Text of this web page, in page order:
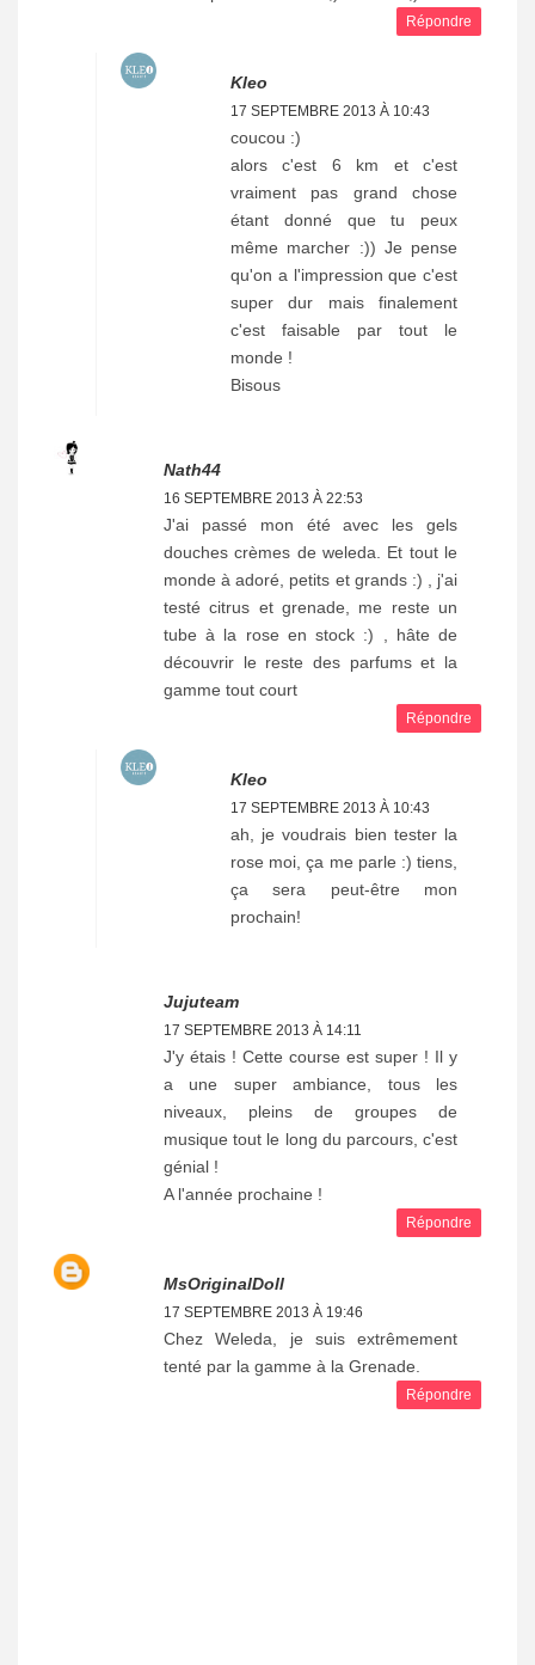
Répondre
Kleo
17 SEPTEMBRE 2013 À 10:43
coucou :)
alors c'est 6 km et c'est
vraiment pas grand chose
étant donné que tu peux
même marcher :)) Je pense
qu'on a l'impression que c'est
super dur mais finalement
c'est faisable par tout le
monde !
Bisous
Nath44
16 SEPTEMBRE 2013 À 22:53
J'ai passé mon été avec les gels
douches crèmes de weleda. Et tout le
monde à adoré, petits et grands :) , j'ai
testé citrus et grenade, me reste un
tube à la rose en stock :) , hâte de
découvrir le reste des parfums et la
gamme tout court
Répondre
Kleo
17 SEPTEMBRE 2013 À 10:43
ah, je voudrais bien tester la
rose moi, ça me parle :) tiens,
ça sera peut-être mon
prochain!
Jujuteam
17 SEPTEMBRE 2013 À 14:11
J'y étais ! Cette course est super ! Il y
a une super ambiance, tous les
niveaux, pleins de groupes de
musique tout le long du parcours, c'est
génial !
A l'année prochaine !
Répondre
MsOriginalDoll
17 SEPTEMBRE 2013 À 19:46
Chez Weleda, je suis extrêmement
tenté par la gamme à la Grenade.
Répondre